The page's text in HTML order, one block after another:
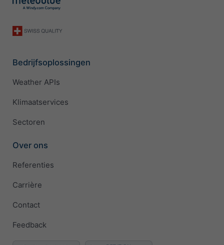
Bedrijfsoplossingen
Weather APIs
Klimaatservices
Sectoren
Over ons
Referenties
Carrière
Contact
Feedback